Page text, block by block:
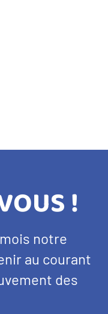
!
notre
au courant
des